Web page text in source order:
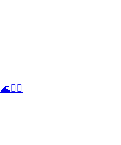
🌊🫍 🪼